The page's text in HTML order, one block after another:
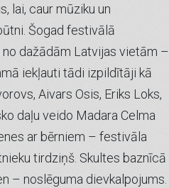
lai, caur mūziku un
Šogad festivālā
dažādām Latvijas vietām –
iekļauti tādi izpildītāji kā
Aivars Osis, Eriks Loks,
daļu veido Madara Celma
ar bērniem – festivāla
tirdziņš. Skultes baznīcā
– noslēguma dievkalpojums.